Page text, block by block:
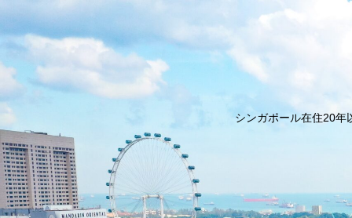
シンガポール在住20年